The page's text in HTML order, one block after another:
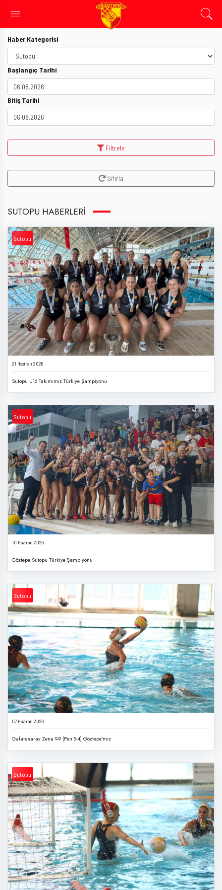
SUTOPU HABERLERI
Haber Kategorisi
Başlangıç Tarihi
Bitiş Tarihi
Filtrele
Sıfırla
Sutopu
21 Haziran 2026
Sutopu U16 Takımımız Türkiye Şampiyonu
Sutopu
10 Haziran 2026
Göztepe Sutopu Türkiye Şampiyonu
Sutopu
07 Haziran 2026
Galatasaray Zena 9-9 (Pen 5-4) Göztepe’miz
Sutopu